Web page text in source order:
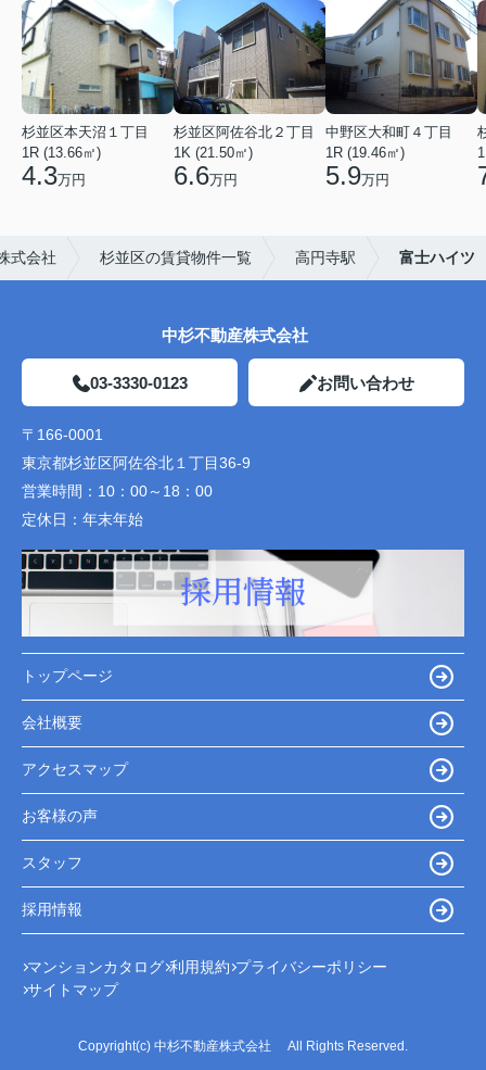
杉並区本天沼１丁目
1R (13.66㎡)
4.3万円
杉並区阿佐谷北２丁目
1K (21.50㎡)
6.6万円
中野区大和町４丁目
1R (19.46㎡)
5.9万円
式会社 杉並区の賃貸物件一覧 高円寺駅 富士ハイツ
中杉不動産株式会社
03-3330-0123 お問い合わせ
〒166-0001
東京都杉並区阿佐谷北１丁目36-9
営業時間： 10：00～18：00
定休日： 年末年始
トップページ
会社概要
アクセスマップ
お客様の声
スタッフ
採用情報
マンションカタログ 利用規約 プライバシーポリシー
サイトマップ
Copyright(c) 中杉不動産株式会社 All Rights Reserved.